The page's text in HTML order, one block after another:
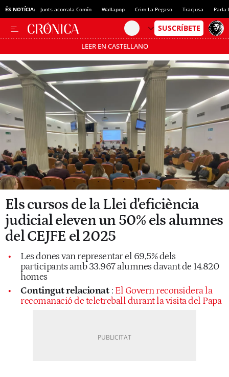
ÉS NOTÍCIA: Junts acorrala Comín Wallapop Crim La Pegaso Tracjusa Parla
LEER EN CASTELLANO
Passa’t al mode estalvi
Els cursos de la Llei d'eficiència
judicial eleven un 50% els alumnes
del CEJFE el 2025
Les dones van representar el 69,5% dels
participants amb 33.967 alumnes davant de 14.820
homes
Contingut relacionat : El Govern reconsidera la
recomanació de teletreball durant la visita del Papa